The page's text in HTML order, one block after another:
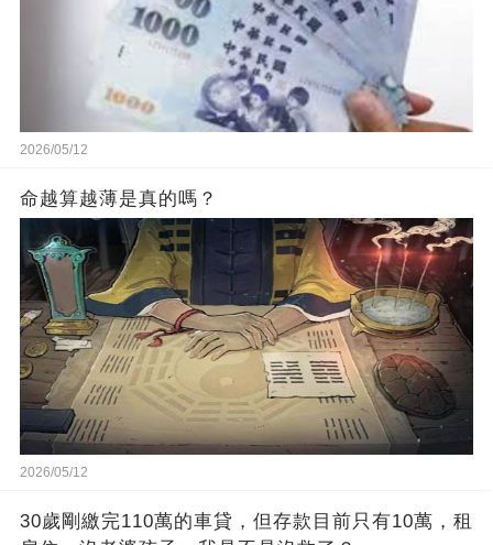
2026/05/12
命越算越薄是真的嗎？
2026/05/12
30歲剛繳完110萬的車貸，但存款目前只有10萬，租